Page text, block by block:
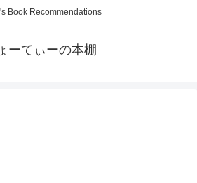
Book Recommendations
ーてぃーの本棚